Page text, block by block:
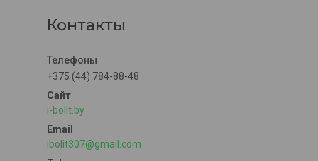
Контакты
+375 (44) 784-88-48
i-bolit.by
ibolit307@gmail.com